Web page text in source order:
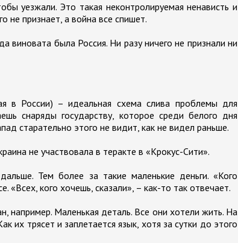
уезжали. Это такая неконтролируемая ненависть и
не признает, а война все спишет.
виновата была Россия. Ни разу ничего не признали ни
в России) – идеальная схема слива проблемы для
снаряды государству, которое среди белого дня
старательно этого не видит, как не видел раньше.
не участвовала в теракте в «Крокус-Сити».
Тем более за такие маленькие деньги. «Кого
кого хочешь, сказали», – как-то так отвечает.
например. Маленькая деталь. Все они хотели жить. На
их трясет и заплетается язык, хотя за сутки до этого